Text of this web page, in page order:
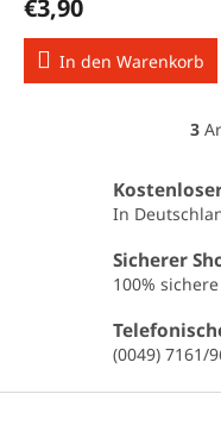
€3,90
In den Warenkorb
3
In
Sicherer
100%
(0049) 7161/
F